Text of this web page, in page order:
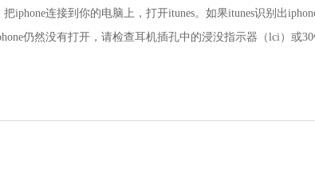
连接到你的电脑上，打开itunes。如果itunes识别出
仍然没有打开，请检查耳机插孔中的浸没指示器（lci）或